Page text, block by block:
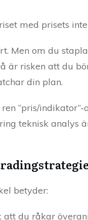
med prisets
Men om du
är risken att du
din plan.
“pris/
teknisk analys
betyder:
du råkar